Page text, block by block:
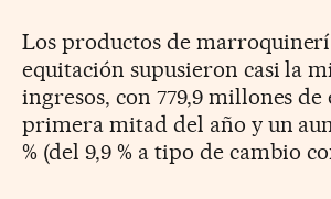
Los productos de
equitación supusieron casi la
ingresos, con 779,9 millones de
primera mitad del año y un
% (del 9,9 % a tipo de cambio